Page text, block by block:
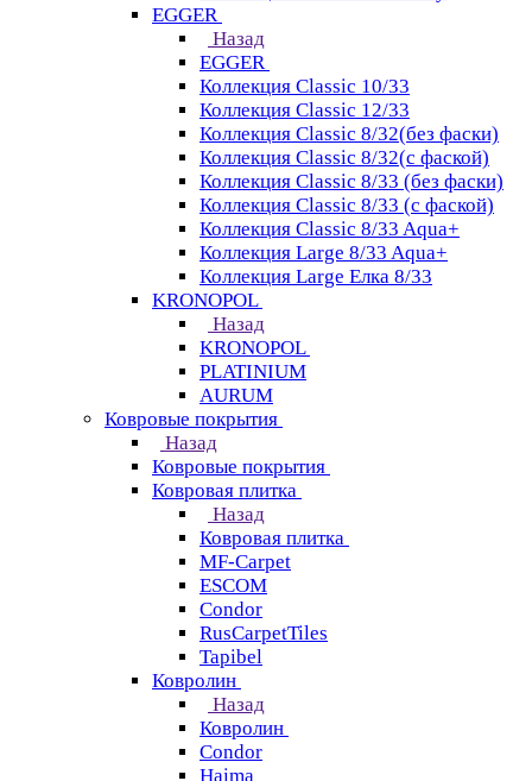
EGGER
Назад
EGGER
Коллекция Classic 10/33
Коллекция Classic 12/33
Коллекция Classic 8/32(без фаски)
Коллекция Classic 8/32(с фаской)
Коллекция Classic 8/33 (без фаски)
Коллекция Classic 8/33 (с фаской)
Коллекция Classic 8/33 Aqua+
Коллекция Large 8/33 Aqua+
Коллекция Large Елка 8/33
KRONOPOL
Назад
KRONOPOL
PLATINIUM
AURUM
Ковровые покрытия
Назад
Ковровые покрытия
Ковровая плитка
Назад
Ковровая плитка
MF-Carpet
ESCOM
Condor
RusCarpetTiles
Tapibel
Ковролин
Назад
Ковролин
Condor
Haima